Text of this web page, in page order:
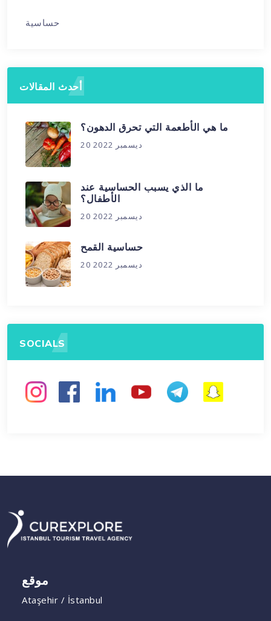
حساسية
أحدث المقالات
ما هي الأطعمة التي تحرق الدهون؟
20 ديسمبر 2022
ما الذي يسبب الحساسية عند
الأطفال؟
20 ديسمبر 2022
حساسية القمح
20 ديسمبر 2022
SOCIALS
موقع
Ataşehir / İstanbul